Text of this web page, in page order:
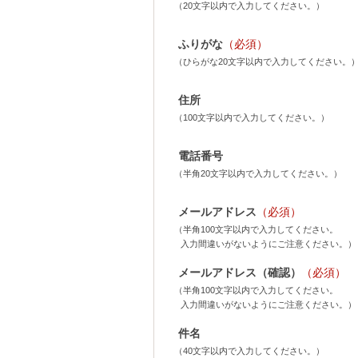
（20文字以内で入力してください。）
ふりがな （必須）
（ひらがな20文字以内で入力してください。
住所
（100文字以内で入力してください。）
電話番号
（半角20文字以内で入力してください。）
メールアドレス （必須）
（半角100文字以内で入力してください。
入力間違いがないようにご注意ください。）
メールアドレス（確認） （必須）
（半角100文字以内で入力してください。
入力間違いがないようにご注意ください。）
件名
（40文字以内で入力してください。）